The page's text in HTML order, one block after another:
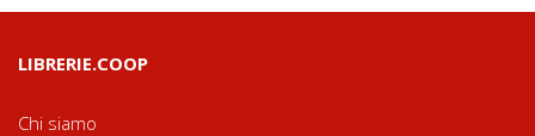
LIBRERIE.COOP
Chi siamo